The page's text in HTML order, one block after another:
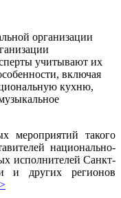
организации
учитывают их
включая
кухню,
мероприятий такого
национально-
исполнителей Санкт-
и других регионов